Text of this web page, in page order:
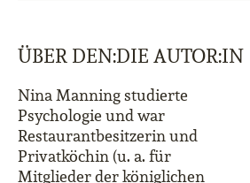
ÜBER DEN:DIE AUTOR:IN
Nina Manning studierte
Psychologie und war
Restaurantbesitzerin und
Privatköchin (u. a. für
Mitglieder der königlichen